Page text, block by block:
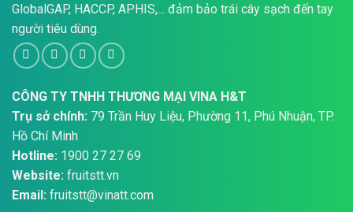
GlobalGAP, HACCP, APHIS,... đảm bảo trái cây sạch đến tay
người tiêu dùng.
CÔNG TY TNHH THƯƠNG MẠI VINA H&T
Trụ sở chính: 79 Trần Huy Liệu, Phường 11, Phú Nhuận, TP.
Hồ Chí Minh
Hotline: 1900 27 27 69
Website: fruitstt.vn
Email: fruitstt@vinatt.com